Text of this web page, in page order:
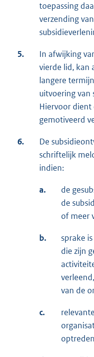
toepassing
verzending
5.
In afwijking
vierde lid, kan
langere
uitvoering van
Hiervoor dient
gemotiveerd
6.
De
schriftelijk
indien:
a.
de
de
of meer
b.
sprake
die zijn
van de
c.